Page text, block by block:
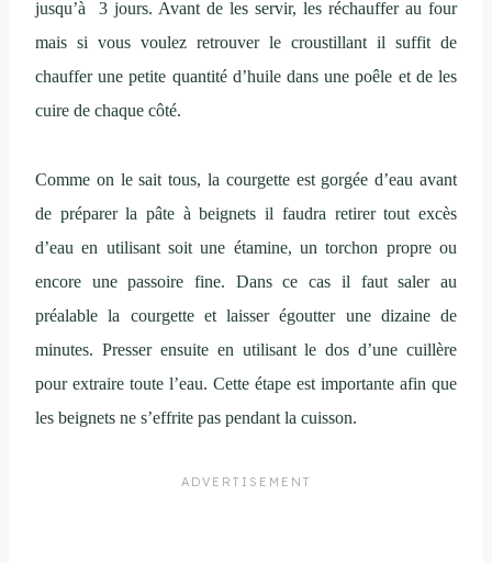
jusqu’à 3 jours. Avant de les servir, les réchauffer au four
mais si vous voulez retrouver le croustillant il suffit de
chauffer une petite quantité d’huile dans une poêle et de les
cuire de chaque côté.
Comme on le sait tous, la courgette est gorgée d’eau avant
de préparer la pâte à beignets il faudra retirer tout excès
d’eau en utilisant soit une étamine, un torchon propre ou
encore une passoire fine. Dans ce cas il faut saler au
préalable la courgette et laisser égoutter une dizaine de
minutes. Presser ensuite en utilisant le dos d’une cuillère
pour extraire toute l’eau. Cette étape est importante afin que
les beignets ne s’effrite pas pendant la cuisson.